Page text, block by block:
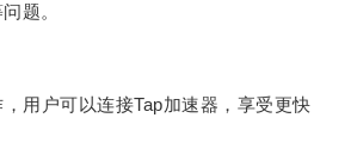
题。
户可以连接Tap加速器，享受更快